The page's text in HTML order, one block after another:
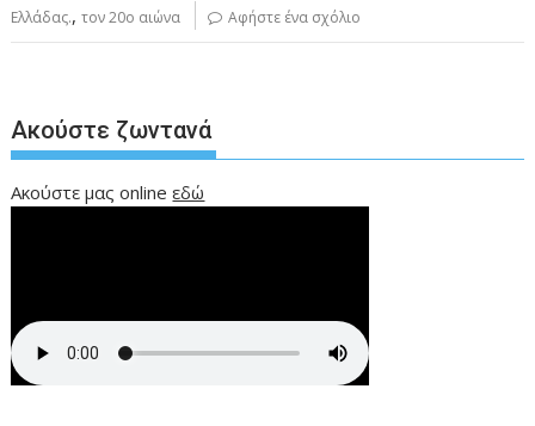
Ελλάδας.,τον 20ο αιώνα Αφήστε ένα σχόλιο
Ακούστε ζωντανά
Ακούστε μας onlineεδώ